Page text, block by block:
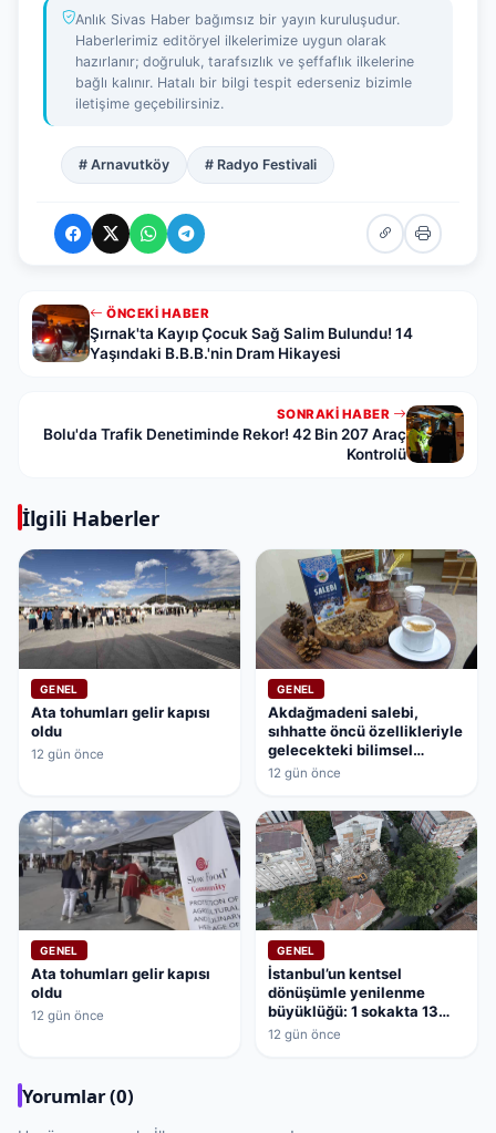
Anlık Sivas Haber bağımsız bir yayın kuruluşudur.
Haberlerimiz editöryel ilkelerimize uygun olarak
hazırlanır; doğruluk, tarafsızlık ve şeffaflık ilkelerine
bağlı kalınır. Hatalı bir bilgi tespit ederseniz bizimle
iletişime geçebilirsiniz.
# Arnavutköy # Radyo Festivali
ÖNCEKI HABER
Şırnak'ta Kayıp Çocuk Sağ Salim Bulundu! 14
Yaşındaki B.B.B.'nin Dram Hikayesi
SONRAKI HABER
Bolu'da Trafik Denetiminde Rekor! 42 Bin 207 Araç
Kontrolü
İlgili Haberler
GENEL
Ata tohumları gelir kapısı
oldu
12 gün önce
GENEL
Akdağmadeni salebi,
sıhhatte öncü özellikleriyle
gelecekteki bilimsel
çalışmaların kapısını
12 gün önce
GENEL
Ata tohumları gelir kapısı
oldu
12 gün önce
GENEL
İstanbul’un kentsel
dönüşümle yenilenme
büyüklüğü: 1 sokakta 13
bina dönüşüyor
12 gün önce
Yorumlar (0)